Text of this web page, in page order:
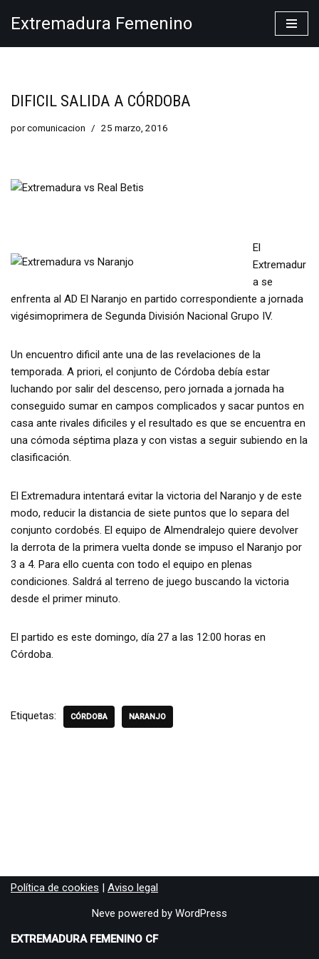
Extremadura Femenino
DIFICIL SALIDA A CÓRDOBA
porcomunicacion 25 marzo, 2016
El
Extremadur
a se
enfrenta al AD El Naranjo en partido correspondiente a jornada
vigésimoprimera de Segunda División Nacional Grupo IV.
Un encuentro dificil ante una de las revelaciones de la
temporada. A priori, el conjunto de Córdoba debía estar
luchando por salir del descenso, pero jornada a jornada ha
conseguido sumar en campos complicados y sacar puntos en
casa ante rivales dificiles y el resultado es que se encuentra en
una cómoda séptima plaza y con vistas a seguir subiendo en la
clasificación.
El Extremadura intentará evitar la victoria del Naranjo y de este
modo, reducir la distancia de siete puntos que lo separa del
conjunto cordobés. El equipo de Almendralejo quiere devolver
la derrota de la primera vuelta donde se impuso el Naranjo por
3 a 4. Para ello cuenta con todo el equipo en plenas
condiciones. Saldrá al terreno de juego buscando la victoria
desde el primer minuto.
El partido es este domingo, día 27 a las 12:00 horas en
Córdoba.
Etiquetas: CÓRDOBA NARANJO
Política de cookies | Aviso legal
Neve powered by WordPress
EXTREMADURA FEMENINO CF